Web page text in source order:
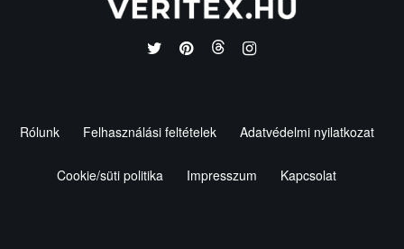
Rólunk Felhasználási feltételek Adatvédelmi nyilatkozat
Cookie/süti politika Impresszum Kapcsolat